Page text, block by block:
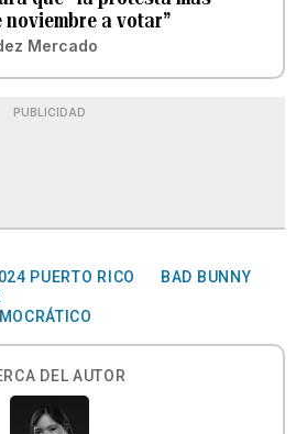
noviembre a votar”
Mercado
PUBLICIDAD
PUERTO RICO
BAD BUNNY
DEL AUTOR